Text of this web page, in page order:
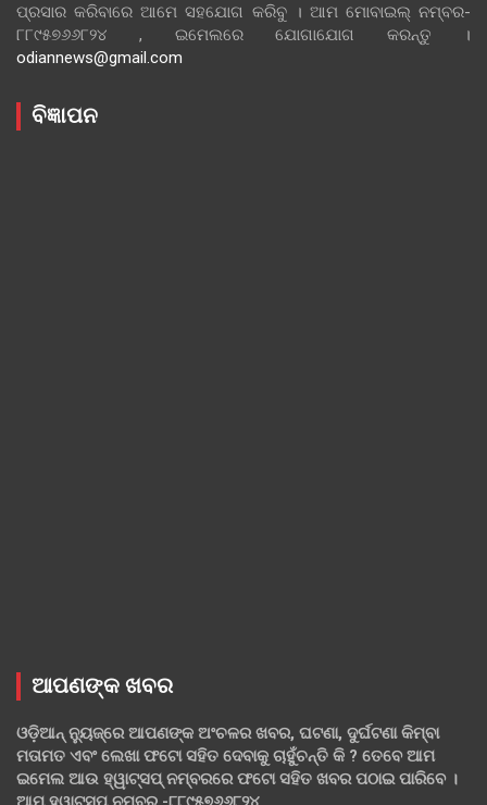
ପ୍ରସାର କରିବାରେ ଆମେ ସହଯୋଗ କରିବୁ । ଆମ ମୋବାଇଲ୍ ନମ୍ବର-
୮୮୯୫୭୬୬୮୨୪ , ଇମେଲରେ ଯୋଗାଯୋଗ କରନ୍ତୁ ।
odiannews@gmail.com
ବିଜ୍ଞାପନ
ଆପଣଙ୍କ ଖବର
ଓଡ଼ିଆନ୍ ନ୍ୟୁଜ୍‌ରେ ଆପଣଙ୍କ ଅଂଚଳର ଖବର, ଘଟଣା, ଦୁର୍ଘଟଣା କିମ୍ବା
ମତାମତ ଏବଂ ଲେଖା ଫଟୋ ସହିତ ଦେବାକୁ ଚାହୁଁଚନ୍ତି କି ? ତେବେ ଆମ
ଇମେଲ ଆଉ ହ୍ୱାଟ୍‌ସପ୍ ନମ୍ବରରେ ଫଟୋ ସହିତ ଖବର ପଠାଇ ପାରିବେ ।